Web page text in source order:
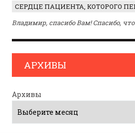
Владимир, спасибо Вам! Спасибо,
АРХИВЫ
Архивы